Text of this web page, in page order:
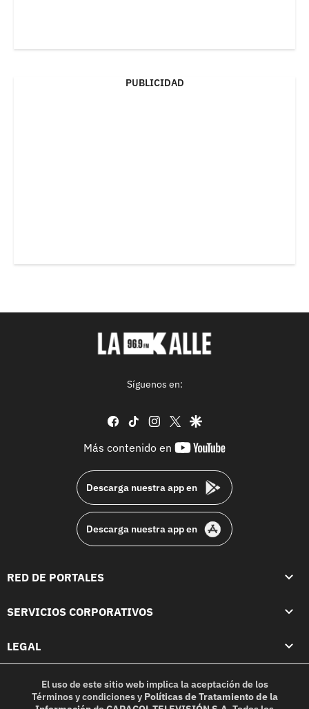
PUBLICIDAD
Síguenos en:
facebook
tiktok instagram
twittergoogle
Más contenido en
youtube-
Descarga nuestra app en
Descarga nuestra app en
RED DE PORTALES
SERVICIOS CORPORATIVOS
LEGAL
El uso de este sitio web implica la aceptación de los
Términos y condicionesy Políticas de Tratamiento de la